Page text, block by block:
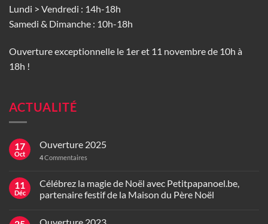
Lundi > Vendredi : 14h-18h
Samedi & Dimanche : 10h-18h
Ouverture exceptionnelle le 1er et 11 novembre de 10h à
18h !
ACTUALITÉ
17
Oct
Ouverture 2025
4Commentaires
11
Déc
Célébrez la magie de Noël avec Petitpapanoel.be,
partenaire festif de la Maison du Père Noël